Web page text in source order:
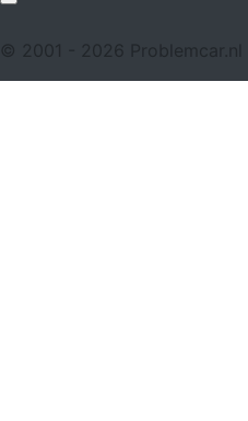
© 2001 - 2026 Problemcar.nl |